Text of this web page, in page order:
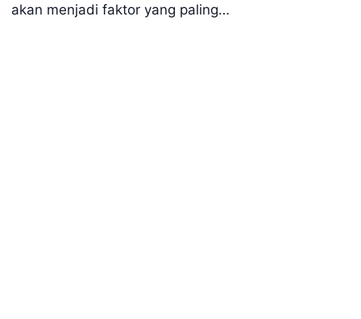
akan menjadi faktor yang paling…